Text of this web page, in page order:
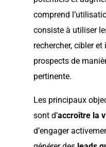
comprend
consiste à utiliser
rechercher, cibler
prospects de
pertinente.
Les principaux
sont d’accroître la
d’engager